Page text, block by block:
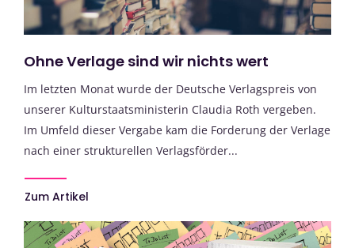
Ohne Verlage sind wir nichts wert
Im letzten Monat wurde der Deutsche Verlagspreis von
unserer Kulturstaatsministerin Claudia Roth vergeben.
Im Umfeld dieser Vergabe kam die Forderung der Verlage
nach einer strukturellen Verlagsförder...
Zum Artikel